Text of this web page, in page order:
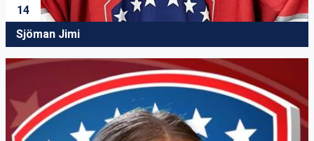
14
Sjöman Jimi